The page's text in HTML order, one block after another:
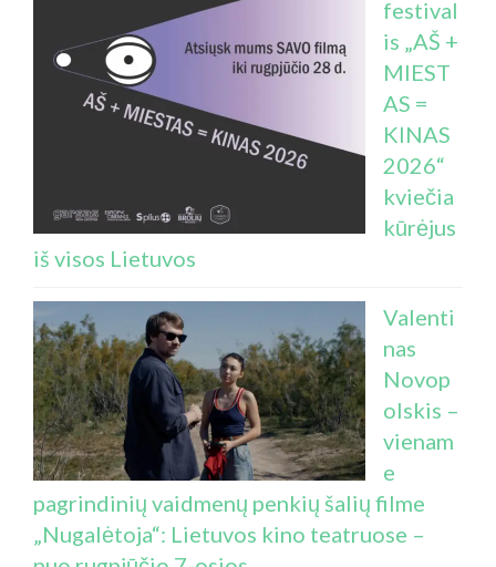
festival
is „AŠ +
MIEST
AS =
KINAS
2026“
kviečia
kūrėjus
iš visos Lietuvos
Valenti
nas
Novop
olskis –
vienam
e
pagrindinių vaidmenų penkių šalių filme
„Nugalėtoja“: Lietuvos kino teatruose –